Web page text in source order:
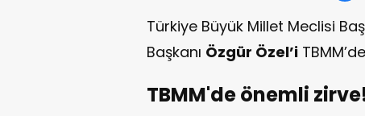
Türkiye Büyük Millet Meclisi
Başkanı Özgür Özel’i
TBMM'de önemli